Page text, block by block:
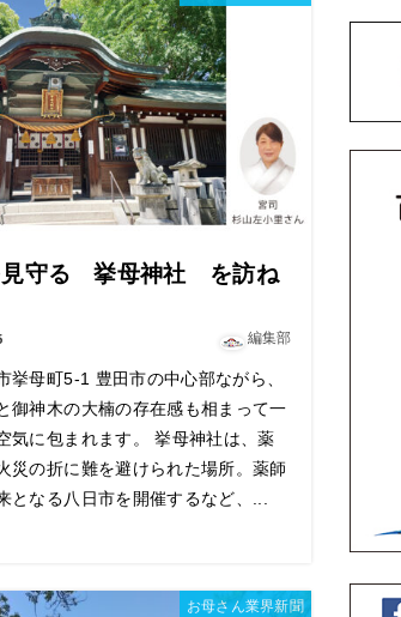
見守る 挙母神社 を訪ね
編集部
挙母町5-1 豊田市の中心部ながら、
御神木の大楠の存在感も相まって一
気に包まれます。 挙母神社は、薬
災の折に難を避けられた場所。薬師
となる八日市を開催するなど、...
お母さん業界新聞